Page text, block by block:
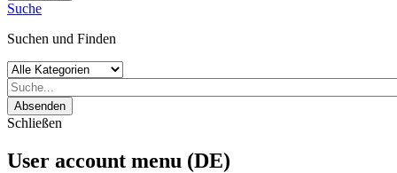
Suche
Suchen und Finden
Absenden
Schließen
User account menu (DE)